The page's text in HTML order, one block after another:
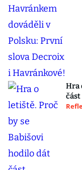
Hra